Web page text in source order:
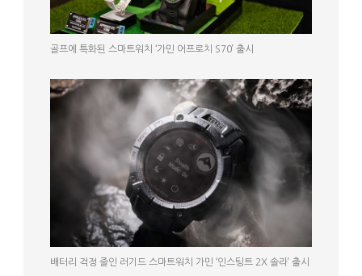
골프에 특화된 스마트워치 ‘가민 어프로치 S70’ 출시
배터리 걱정 줄인 러기드 스마트워치 가민 ‘인스팅트 2X 솔라’ 출시